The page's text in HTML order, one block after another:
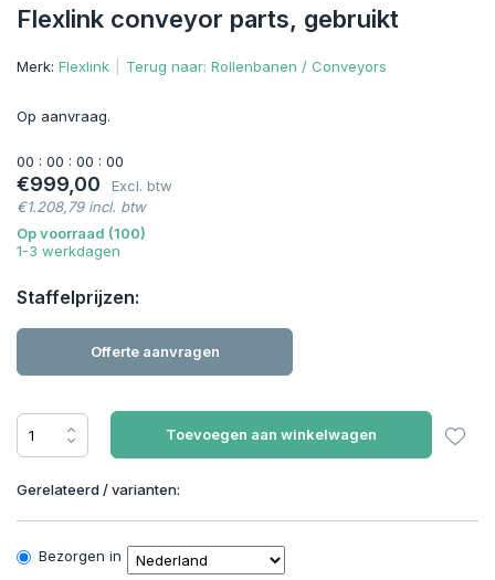
Flexlink conveyor parts, gebruikt
Merk: Flexlink Terug naar: Rollenbanen / Conveyors
Op aanvraag.
00 : 00 : 00 : 00
€999,00
Excl. btw
€1.208,79 incl. btw
Op voorraad (100)
1-3 werkdagen
Staffelprijzen:
Offerte aanvragen
Toevoegen aan winkelwagen
Gerelateerd / varianten:
Bezorgen in